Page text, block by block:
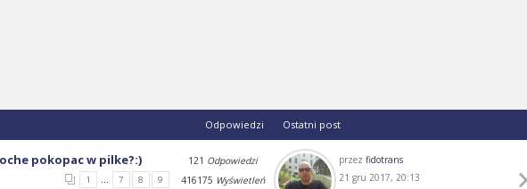
Odpowiedzi Ostatni post
pokopac w pilke?:)
1 7 8 9
121 Odpowiedzi
416175 Wyświetleń
przez fidotrans
21 gru 2017, 20:13